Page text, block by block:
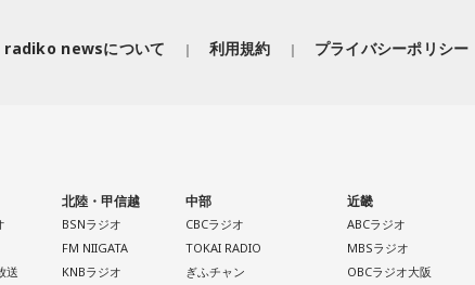
radiko newsについて 利用規約 プライバシーポリシー
送
北陸・甲信越
BSNラジオ
FM NIIGATA
KNBラジオ
中部
CBCラジオ
TOKAI RADIO
ぎふチャン
近畿
ABCラジオ
MBSラジオ
OBCラジオ大阪